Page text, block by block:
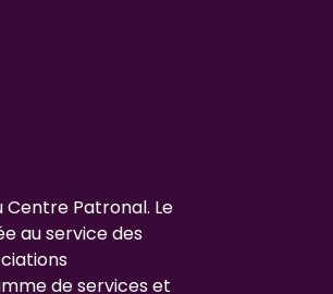
Centre Patronal. Le
au service des
de services et